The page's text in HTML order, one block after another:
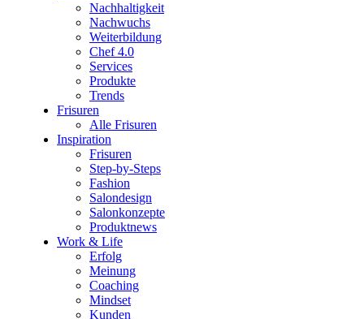
Nachhaltigkeit
Nachwuchs
Weiterbildung
Chef 4.0
Services
Produkte
Trends
Frisuren
Alle Frisuren
Inspiration
Frisuren
Step-by-Steps
Fashion
Salondesign
Salonkonzepte
Produktnews
Work & Life
Erfolg
Meinung
Coaching
Mindset
Kunden